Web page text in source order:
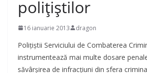
poliţiştilor
16 ianuarie 2013 dragon
Poliţiştii Serviciului de Combaterea
instrumentează mai multe dosare
săvârşirea de infracţiuni din sfera